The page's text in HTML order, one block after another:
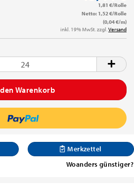
1,81 €/Rolle
Netto: 1,52 €/Rolle
(0,04 €/m)
inkl. 19% MwSt. zzgl.Versand
Merkzettel
Woanders günstiger?